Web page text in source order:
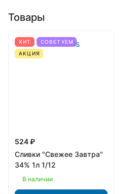
Товары
ХИТ
СОВЕТУЕМ
АКЦИЯ
524 ₽
Сливки "Свежее Завтра"
34% 1л 1/12
В наличии